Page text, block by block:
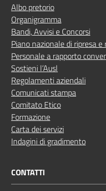
Albo pretorio
Organigramma
Bandi, Avvisi e Concorsi
Piano nazionale di ripresa e
Personale a rapporto
Sostieni l’Ausl
Regolamenti aziendali
Comunicati stampa
Comitato Etico
Formazione
Carta dei servizi
Indagini di gradimento
CONTATTI